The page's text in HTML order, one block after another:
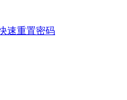
速重置密码